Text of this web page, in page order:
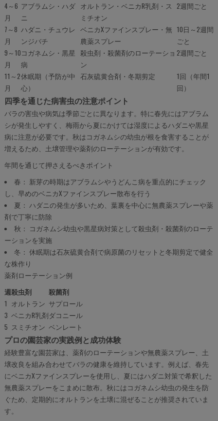
4～6
月
アブラムシ・ハダ
ニ
オルトラン・ベニカR乳剤・ス
ミチオン
2週間ごと
7～8
月
ハダニ・チュウレ
ンジバチ
ベニカXファインスプレー・無
農薬スプレー
10日～2週間
ごと
9～10
月
コガネムシ・黒星
病
殺虫剤・殺菌剤のローテーショ
ン
2週間ごと
11～2
月
休眠期（予防が中
心）
石灰硫黄合剤・冬期剪定
1回（年間1
回）
四季を通じた病害虫の注意ポイント
バラの害虫や病気は季節ごとに異なります。特に春先にはアブラム
シが発生しやすく、梅雨から夏にかけては湿度によるハダニや黒星
病に注意が必要です。秋はコガネムシの幼虫が根を食害することが
増えるため、土壌管理や薬剤のローテーションが有効です。
年間を通じて押さえるべきポイント
春： 新芽の時期はアブラムシやうどんこ病を重点的にチェック
し、早めのベニカXファインスプレー散布を行う
夏： ハダニの発生が多いため、葉裏を中心に無農薬スプレーや薬
剤で丁寧に防除
秋： コガネムシ幼虫や黒星病対策として殺虫剤・殺菌剤のローテ
ーションを実施
冬： 休眠期は石灰硫黄合剤で病原菌のリセットと冬期剪定で健全
な株作り
薬剤ローテーション例
週殺虫剤
殺菌剤
1 オルトラン サプロール
3 ベニカR乳剤ダコニール
5 スミチオン ベンレート
プロの園芸家の実践例と成功体験
経験豊富な園芸家は、薬剤のローテーションや無農薬スプレー、土
壌改良を組み合わせてバラの健康を維持しています。例えば、春先
にベニカXファインスプレーを使用し、夏にはハダニ対策で希釈した
無農薬スプレーをこまめに散布。秋にはコガネムシ幼虫の発生を防
ぐため、定期的にオルトランを土壌に混ぜることが推奨されていま
す。